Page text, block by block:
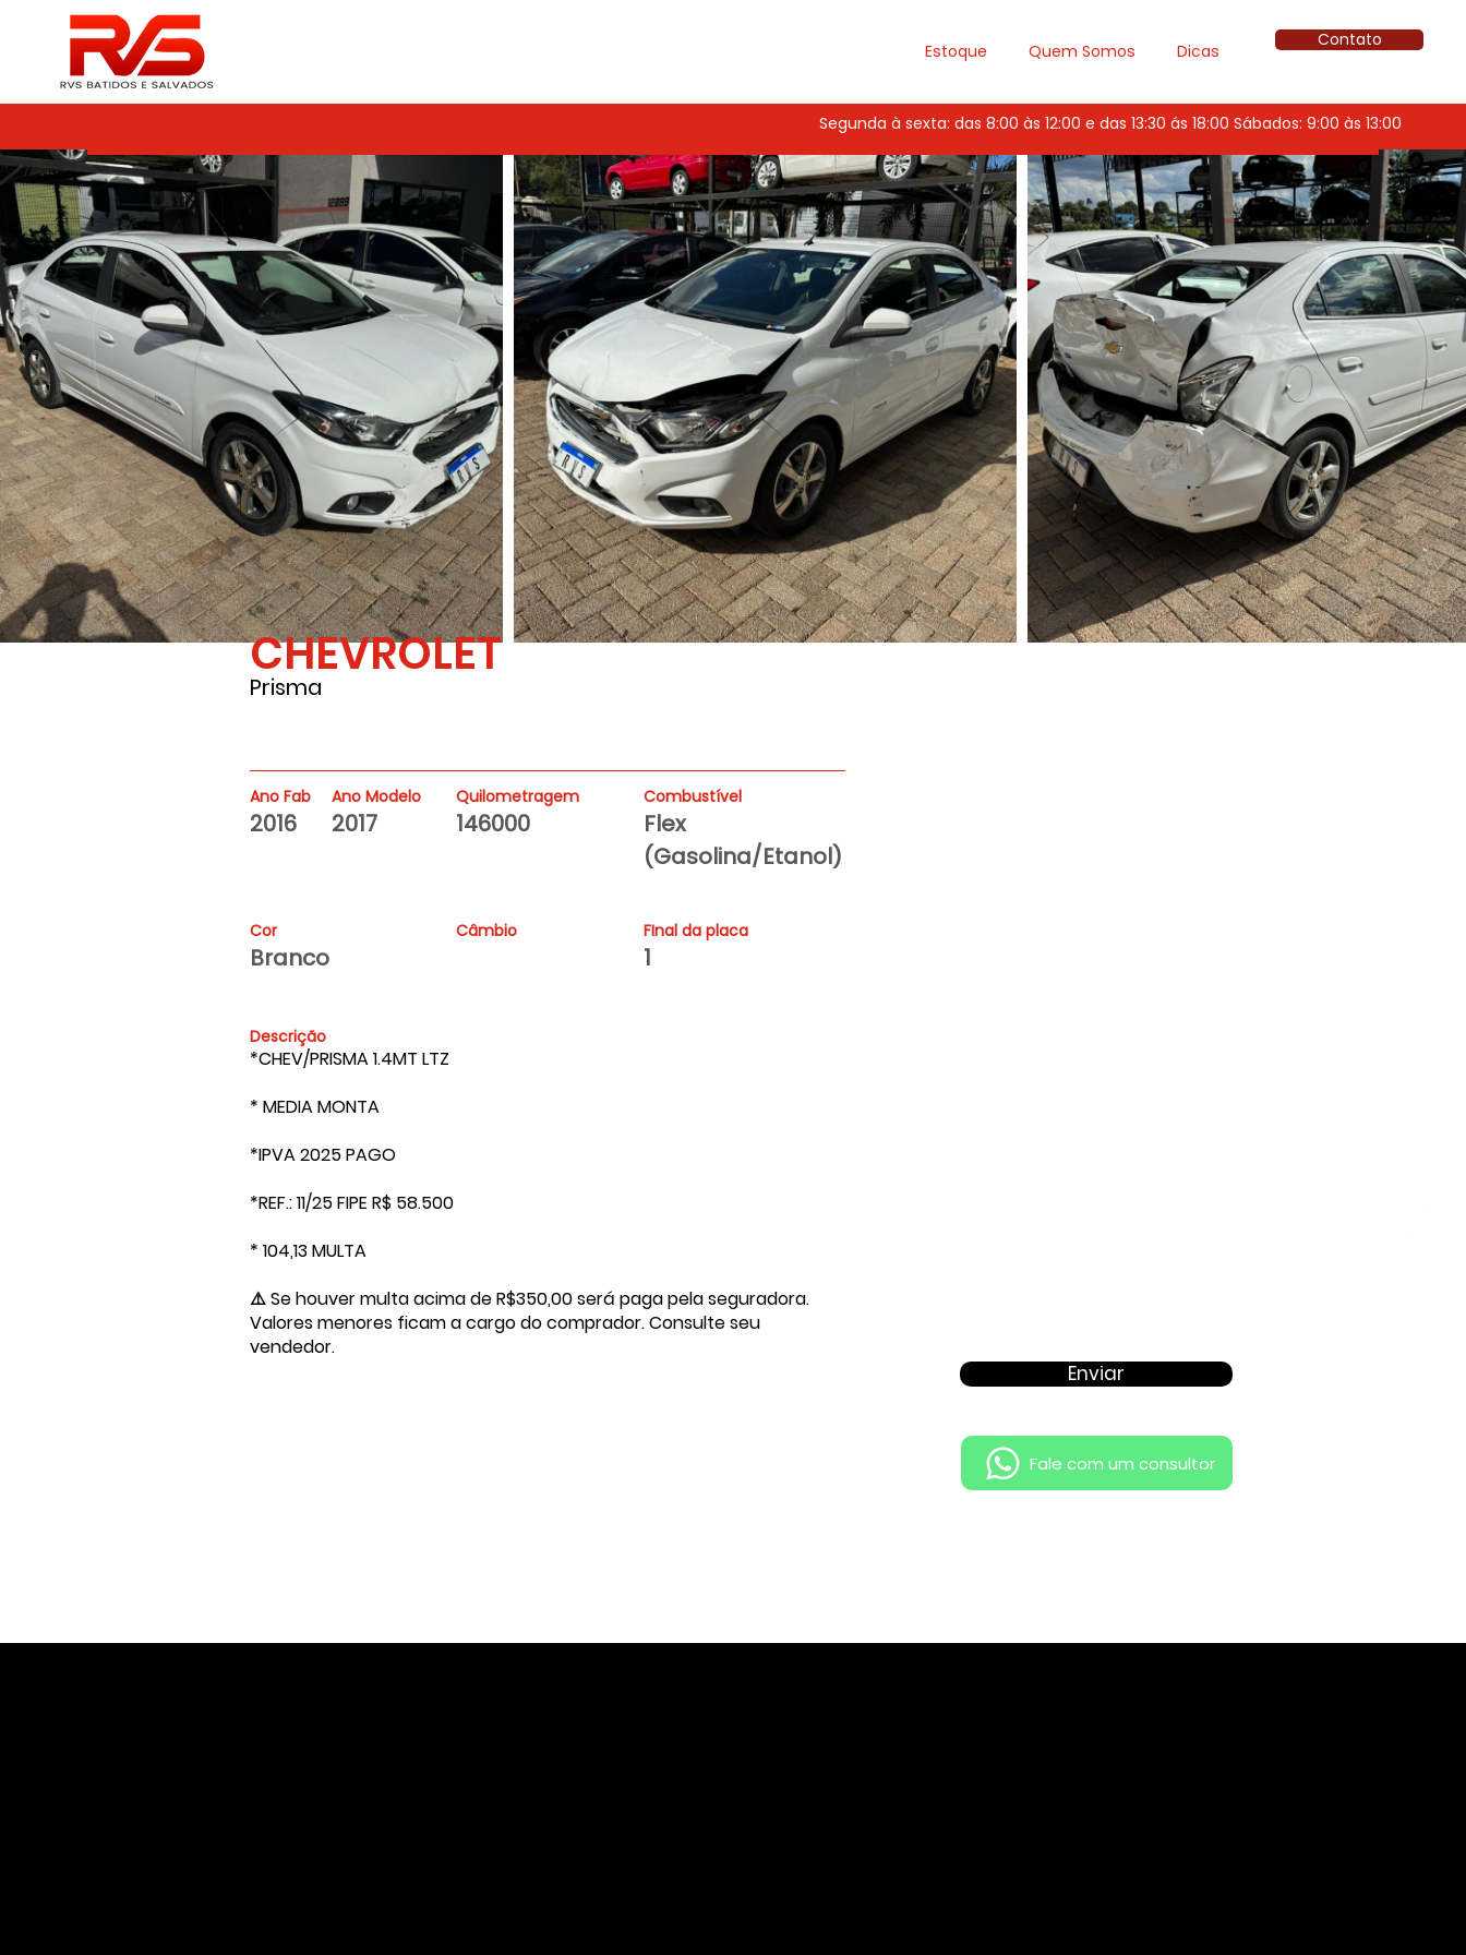
Estoque Quem Somos Dicas
Contato
Segunda à sexta: das 8:00 às 12:00 e das 13:30 ás 18:00 Sábados: 9:00 às 13:00
Enviar
Fale com um consultor
146000
CHEVROLET
Prisma
Ano Fab
2016
Ano Modelo
2017
Cor
Branco
Quilometragem Combustível
146000
Flex
(Gasolina/Etanol)
Câmbio FInal da placa
1
Descrição
*CHEV/PRISMA 1.4MT LTZ
* MEDIA MONTA
*IPVA 2025 PAGO
*REF.: 11/25 FIPE R$ 58.500
* 104,13 MULTA
⚠️ Se houver multa acima de R$350,00 será paga pela seguradora.
Valores menores ficam a cargo do comprador. Consulte seu
vendedor.